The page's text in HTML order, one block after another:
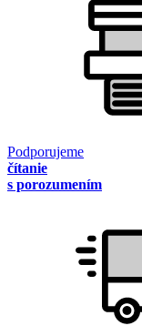
Podporujeme
čítanie
s porozumením